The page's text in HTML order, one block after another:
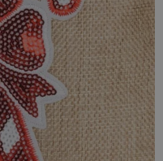
są ręcznie. Ułożenie
przedmiotach
na zdjęciach.